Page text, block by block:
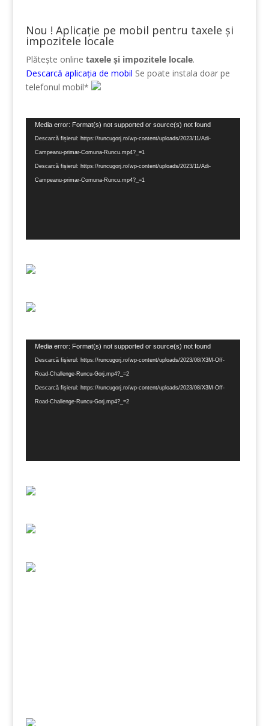
Nou ! Aplicație pe mobil pentru taxele și
impozitele locale
Plătește online taxele și impozitele locale.
Descarcă aplicația de mobil Se poate instala doar pe
telefonul mobil*
Player
video
Media error: Format(s) not supported or source(s) not found
Descarcă fișierul: https://runcugorj.ro/wp-content/uploads/2023/11/Adi-
Campeanu-primar-Comuna-Runcu.mp4?_=1
Descarcă fișierul: https://runcugorj.ro/wp-content/uploads/2023/11/Adi-
Campeanu-primar-Comuna-Runcu.mp4?_=1
Player
video
Media error: Format(s) not supported or source(s) not found
Descarcă fișierul: https://runcugorj.ro/wp-content/uploads/2023/08/X3M-Off-
Road-Challenge-Runcu-Gorj.mp4?_=2
Descarcă fișierul: https://runcugorj.ro/wp-content/uploads/2023/08/X3M-Off-
Road-Challenge-Runcu-Gorj.mp4?_=2